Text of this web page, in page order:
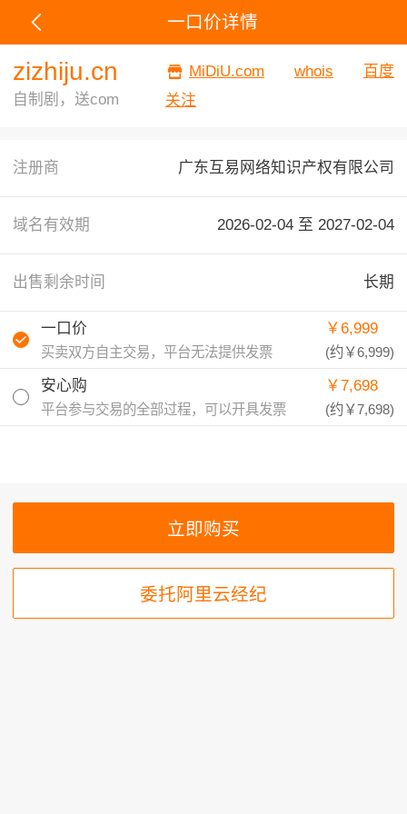
一口价详情
zizhiju.cn
自制剧，送com
MiDiU.com whois
百度
关注
注册商 广东互易网络知识产权有限公司
域名有效期 2026-02-04 至 2027-02-04
出售剩余时间 长期
一口价
买卖双方自主交易，平台无法提供发票
￥6,999
(约￥6,999)
安心购
平台参与交易的全部过程，可以开具发票
￥7,698
(约￥7,698)
委托阿里云经纪